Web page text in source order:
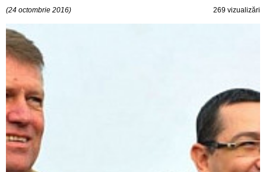
(24 octombrie 2016) 269 vizualizări